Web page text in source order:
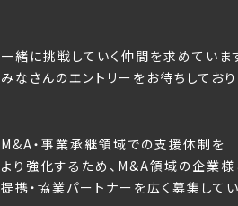
一緒に挑戦していく仲間を求めていま
みなさんのエントリーをお待ちしており
M&A・事業承継領域での支援体制を
より強化するため、M&A領域の企業様
提携・協業パートナーを広く募集してい